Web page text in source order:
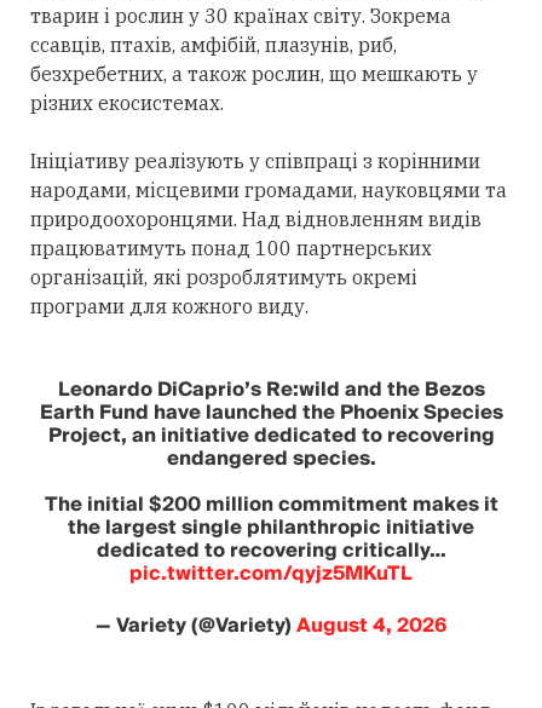
тварин і рослин у 30 країнах світу. Зокрема
ссавців, птахів, амфібій, плазунів, риб,
безхребетних, а також рослин, що мешкають у
різних екосистемах.
Ініціативу реалізують у співпраці з корінними
народами, місцевими громадами, науковцями та
природоохоронцями. Над відновленням видів
працюватимуть понад 100 партнерських
організацій, які розроблятимуть окремі
програми для кожного виду.
Leonardo DiCaprio’s Re:wild and the Bezos
Earth Fund have launched the Phoenix Species
Project, an initiative dedicated to recovering
endangered species.
The initial $200 million commitment makes it
the largest single philanthropic initiative
dedicated to recovering critically…
pic.twitter.com/qyjz5MKuTL
— Variety (@Variety)August 4, 2026